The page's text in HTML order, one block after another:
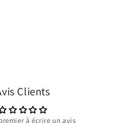
Clients
à écrire un avis